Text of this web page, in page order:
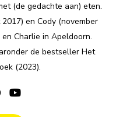
(de gedachte aan) eten.
en Cody (november
Charlie in Apeldoorn.
de bestseller Het
(2023).